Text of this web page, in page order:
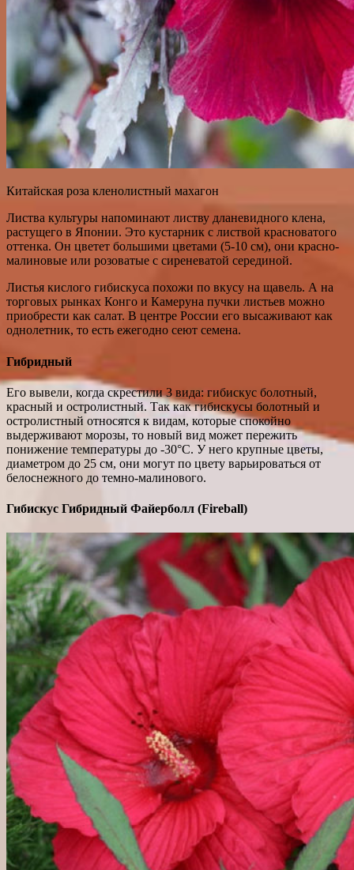
Китайская роза кленолистный махагон
Листва культуры напоминают листву дланевидного клена,
растущего в Японии. Это кустарник с листвой красноватого
оттенка. Он цветет большими цветами (5-10 см), они красно-
малиновые или розоватые с сиреневатой серединой.
Листья кислого гибискуса похожи по вкусу на щавель. А на
торговых рынках Конго и Камеруна пучки листьев можно
приобрести как салат. В центре России его высаживают как
однолетник, то есть ежегодно сеют семена.
Гибридный
Его вывели, когда скрестили 3 вида: гибискус болотный,
красный и остролистный. Так как гибискусы болотный и
остролистный относятся к видам, которые спокойно
выдерживают морозы, то новый вид может пережить
понижение температуры до -30°C. У него крупные цветы,
диаметром до 25 см, они могут по цвету варьироваться от
белоснежного до темно-малинового.
Гибискус Гибридный Файерболл (Fireball)